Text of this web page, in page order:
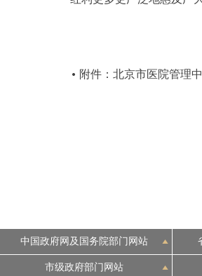
附件：北京市医院管理
中国政府网及国务院部门网站
市级政府部门网站